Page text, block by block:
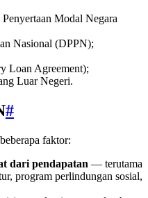
Modal Negara
Nasional (DPPN);
Loan Agreement);
Luar Negeri.
#
faktor:
dari pendapatan — terutama
program perlindungan sosial,